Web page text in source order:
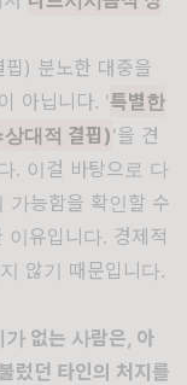
) 분노한 대중을
아닙니다. '특별한
대적 결핍)'을 견
. 이걸 바탕으로 다
가능함을 확인할 수
유입니다. 경제적
않기 때문입니다.
없는 사람은, 아
던 타인의 처지를